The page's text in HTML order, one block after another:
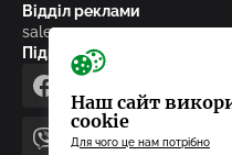
Відділ реклами
sales@pmg.ua
Підписуйтесь на нас у
facebooktelegram
viber youtube
Наш сайт
cookie
Для чого це нам потрібно